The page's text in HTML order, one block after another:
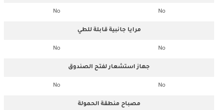
No
No
مرايا جانبية قابلة للطي
No
No
جهاز استشعار لفتح الصندوق
No
No
مصباح منطقة الحمولة